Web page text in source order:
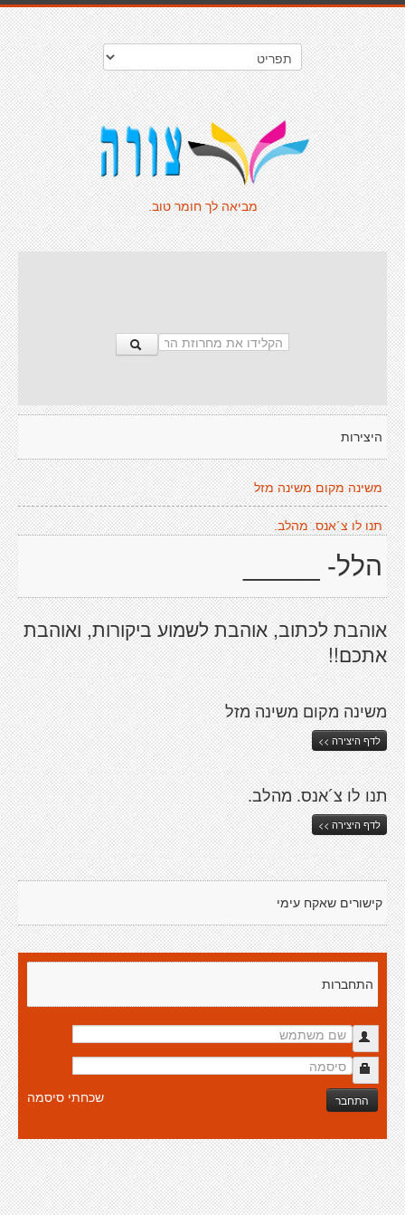
מביאה לך חומר טוב.
היצירות
משינה מקום משינה מזל
תנו לו צ´אנס. מהלב.
הלל- _____
אוהבת לכתוב, אוהבת לשמוע ביקורות, ואוהבת
אתכם!!
משינה מקום משינה מזל
לדף היצירה >>
תנו לו צ´אנס. מהלב.
לדף היצירה >>
קישורים שאקח עימי
התחברות
התחבר שכחתי סיסמה